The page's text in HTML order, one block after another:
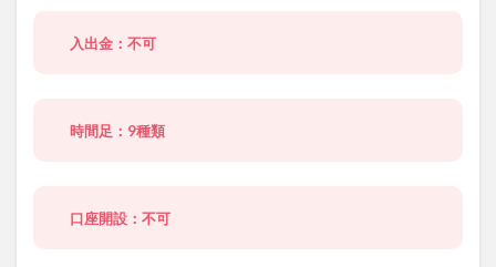
入出金：不可
時間足：9種類
口座開設：不可